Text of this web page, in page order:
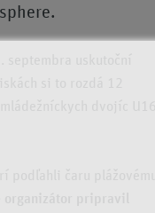
uskutoční
si to rozdá 12
dvojíc U16,
podľahli čaru plážovému